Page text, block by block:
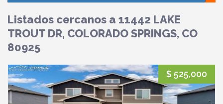
Listados cercanos a 11442 LAKE
TROUT DR, COLORADO SPRINGS, CO
80925
$ 525,000